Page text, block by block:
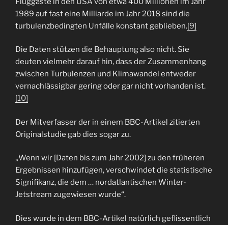
1989 auf fast eine Milliarde im Jahr 2018 sind die
turbulenzbedingten Unfälle konstant geblieben.[9]
Die Daten stützen die Behauptung also nicht. Sie
deuten vielmehr darauf hin, dass der Zusammenhang
zwischen Turbulenzen und Klimawandel entweder
vernachlässigbar gering oder gar nicht vorhanden ist.
[10]
Der Mitverfasser der in einem BBC-Artikel zitierten
Originalstudie gab dies sogar zu.
„Wenn wir [Daten bis zum Jahr 2002] zu den früheren
Ergebnissen hinzufügen, verschwindet die statistische
Signifikanz, die dem … nordatlantischen Winter-
Jetstream zugewiesen wurde“.
Dies wurde in dem BBC-Artikel natürlich geflissentlich